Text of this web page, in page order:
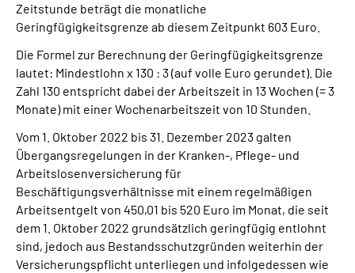
Zeitstunde beträgt die monatliche
Geringfügigkeitsgrenze ab diesem Zeitpunkt 603 Euro.
Die Formel zur Berechnung der Geringfügigkeitsgrenze
lautet: Mindestlohn x 130 : 3 (auf volle Euro gerundet). Die
Zahl 130 entspricht dabei der Arbeitszeit in 13 Wochen (= 3
Monate) mit einer Wochenarbeitszeit von 10 Stunden.
Vom 1. Oktober 2022 bis 31. Dezember 2023 galten
Übergangsregelungen in der Kranken-, Pflege- und
Arbeitslosenversicherung für
Beschäftigungsverhältnisse mit einem regelmäßigen
Arbeitsentgelt von 450,01 bis 520 Euro im Monat, die seit
dem 1. Oktober 2022 grundsätzlich geringfügig entlohnt
sind, jedoch aus Bestandsschutzgründen weiterhin der
Versicherungspflicht unterliegen und infolgedessen wie